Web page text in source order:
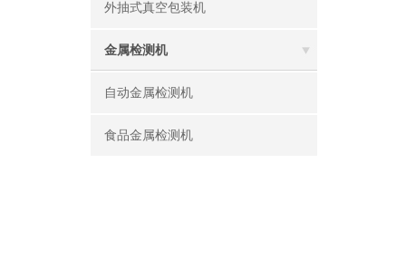
外抽式真空包装机
金属检测机
自动金属检测机
食品金属检测机